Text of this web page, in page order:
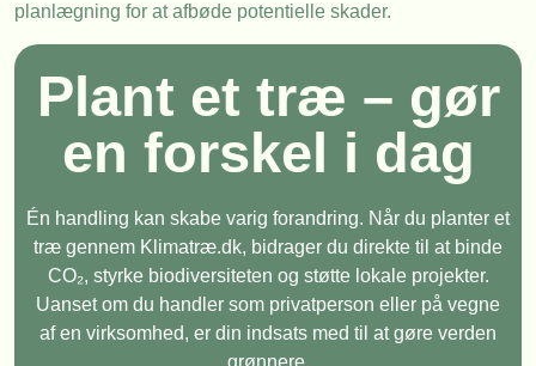
planlægning for at afbøde potentielle skader.
Plant et træ – gør
en forskel i dag
Én handling kan skabe varig forandring. Når du planter et
træ gennem Klimatræ.dk, bidrager du direkte til at binde
CO₂, styrke biodiversiteten og støtte lokale projekter.
Uanset om du handler som privatperson eller på vegne
af en virksomhed, er din indsats med til at gøre verden
grønnere.